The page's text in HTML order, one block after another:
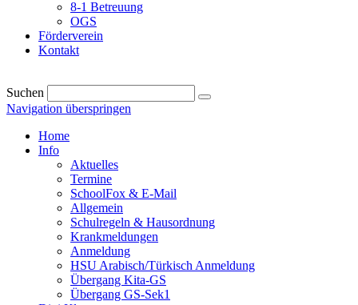
8-1 Betreuung
OGS
Förderverein
Kontakt
Suchen
Navigation überspringen
Home
Info
Aktuelles
Termine
SchoolFox & E-Mail
Allgemein
Schulregeln & Hausordnung
Krankmeldungen
Anmeldung
HSU Arabisch/Türkisch Anmeldung
Übergang Kita-GS
Übergang GS-Sek1